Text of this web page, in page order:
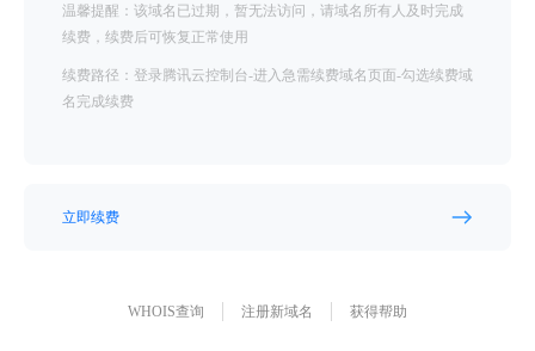
温馨提醒：该域名已过期，暂无法访问，请域名所有人及时完成
续费，续费后可恢复正常使用
续费路径：登录腾讯云控制台-进入急需续费域名页面-勾选续费域
名完成续费
立即续费
WHOIS查询 注册新域名 获得帮助